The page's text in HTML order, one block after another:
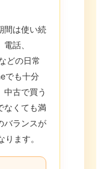
間は使い続
話、
どの日常
でも十分
中古で買う
なくても満
バランスが
ます。